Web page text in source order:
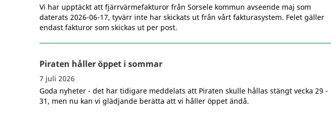
Vi har upptäckt att fjärrvärmefakturor från Sorsele kommun avseende maj som
daterats 2026-06-17, tyvärr inte har skickats ut från vårt fakturasystem. Felet gäller
endast fakturor som skickas ut per post.
Piraten håller öppet i sommar
7 juli 2026
Goda nyheter - det har tidigare meddelats att Piraten skulle hållas stängt vecka 29 -
31, men nu kan vi glädjande berätta att vi håller öppet ändå.